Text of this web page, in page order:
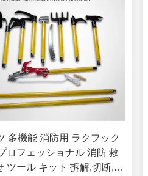
多機能 消防用 ラクフック
ロフェッショナル 消防 救
ツール キット 拆解,切断,持